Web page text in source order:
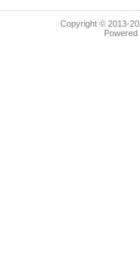
Copyright © 2013-